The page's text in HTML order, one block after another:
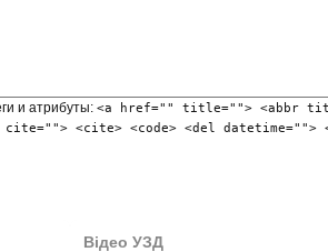
и атрибуты: <a href="" title=""> <abbr
<cite> <code> <del datetime="">
Відео УЗД